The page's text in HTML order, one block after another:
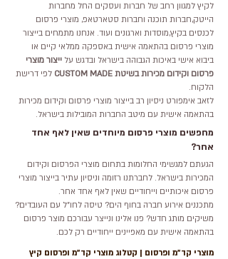
לקיץ למגוון רחב של חברות ועסקים החל מחברות
הייטק,חברות תוכנה וחברות סטארטאפ, מוצרי פרסום
לכנסים בקיץ,מוסדות וארגונים ועוד. אנחנו מתמחים בייצור
מוצרי פרסום בהתאמה אישית באספקה ממלאי קיים או
ביבוא אישי באיכות הגבוהה בישראל ובדגש על ייצור מוצרי
פרסום וקידום מכירות בשיטת CUSTOM MADE
לפי דרישת
הלקוח.
לזאב אימפורט ניסיון רב בייצור מוצרי פרסום וקידום מכירות
בהתאמה אישית עם מיטב החברות המובילות בישראל.
מחפשים מוצרי פרסום מיוחדים שאין לאף אחד
אחר?
הגעתם למגשימי החלומות בתחום מוצרי הפרסום וקידום
המכירות בישראל. לחברתנו רזומה וניסיון עתיר בייצור מוצרי
פרסום איכותיים וייחודיים שאין לאף אחד אחר.
מתכננים אירוע חברה בחוף הים? טיסה לחו"ל עם העובדים?
משיקים מותג חדש? פנו אלינו ונייצר עבורכם מוצר פרסום
בהתאמה אישית עם מאפיינים ייחודיים רק לכם.
מוצרי קד"מ ופרסום | קטלוג מוצרי קד"מ ופרסום קיץ